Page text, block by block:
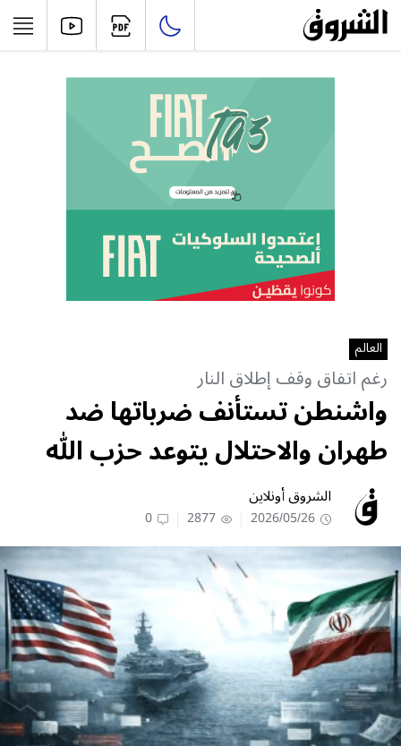
العالم
رغم اتفاق وقف إطلاق النار
واشنطن تستأنف ضرباتها ضد
طهران والاحتلال يتوعد حزب الله
الشروق أونلاين
2026/05/26
2877
0